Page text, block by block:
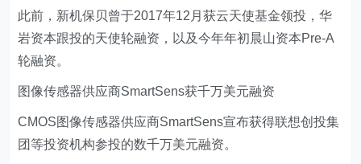
此前，新机保贝曾于2017年12月获云天使基金领投，华
岩资本跟投的天使轮融资，以及今年年初晨山资本Pre-A
轮融资。
图像传感器供应商SmartSens获千万美元融资
CMOS图像传感器供应商SmartSens宣布获得联想创投集
团等投资机构参投的数千万美元融资。